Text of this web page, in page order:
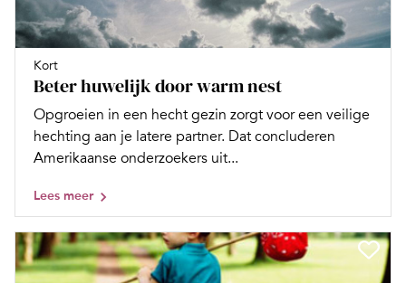
Kort
Beter huwelijk door warm nest
Opgroeien in een hecht gezin zorgt voor een veilige
hechting aan je latere partner. Dat concluderen
Amerikaanse onderzoekers uit...
Lees meer